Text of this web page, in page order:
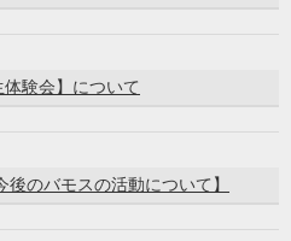
験会】について
のバモスの活動について】